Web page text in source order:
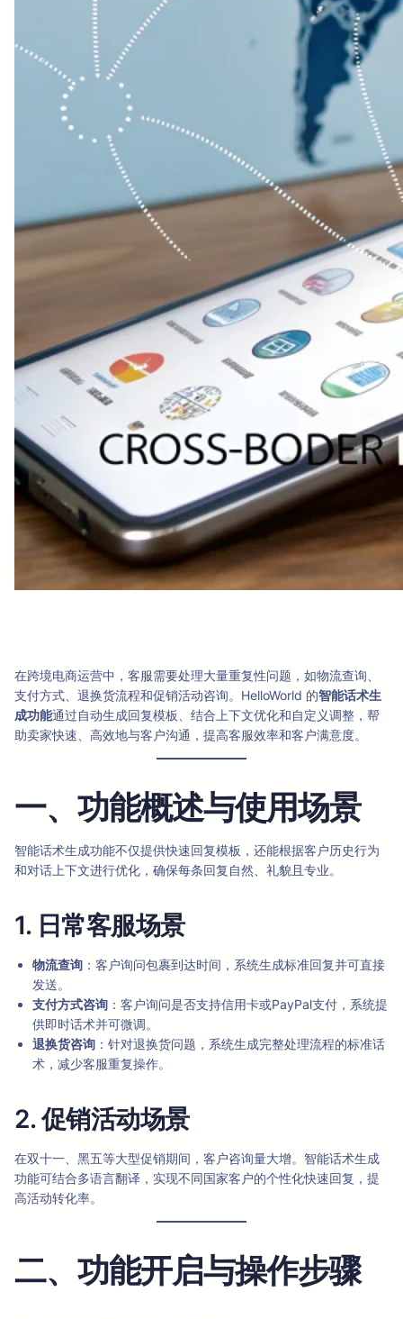
在跨境电商运营中，客服需要处理大量重复性问题，如物流查询、
支付方式、退换货流程和促销活动咨询。HelloWorld 的智能话术生
成功能通过自动生成回复模板、结合上下文优化和自定义调整，帮
助卖家快速、高效地与客户沟通，提高客服效率和客户满意度。
一、功能概述与使用场景
智能话术生成功能不仅提供快速回复模板，还能根据客户历史行为
和对话上下文进行优化，确保每条回复自然、礼貌且专业。
1. 日常客服场景
物流查询 ：客户询问包裹到达时间，系统生成标准回复并可直接
发送。
支付方式咨询 ：客户询问是否支持信用卡或PayPal支付，系统提
供即时话术并可微调。
退换货咨询 ：针对退换货问题，系统生成完整处理流程的标准话
术，减少客服重复操作。
2. 促销活动场景
在双十一、黑五等大型促销期间，客户咨询量大增。智能话术生成
功能可结合多语言翻译，实现不同国家客户的个性化快速回复，提
高活动转化率。
二、功能开启与操作步骤